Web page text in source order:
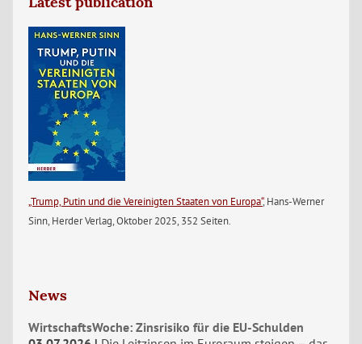
„Trump, Putin und die Vereinigten Staaten von Europa“, Hans-Werner
Sinn, Herder Verlag, Oktober 2025, 352 Seiten.
News
WirtschaftsWoche: Zinsrisiko für die EU-Schulden